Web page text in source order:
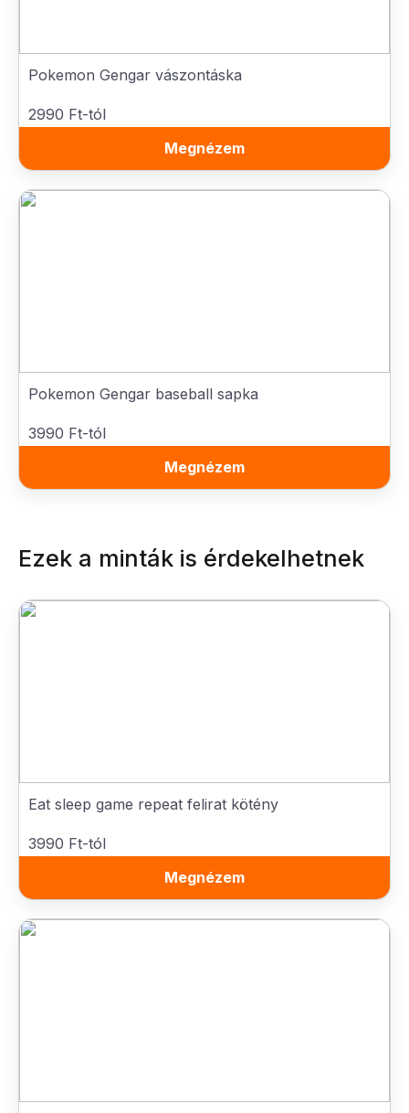
Pokemon Gengar vászontáska
2990 Ft-tól
Megnézem
Pokemon Gengar baseball sapka
3990 Ft-tól
Megnézem
Ezek a minták is érdekelhetnek
Eat sleep game repeat felirat kötény
3990 Ft-tól
Megnézem